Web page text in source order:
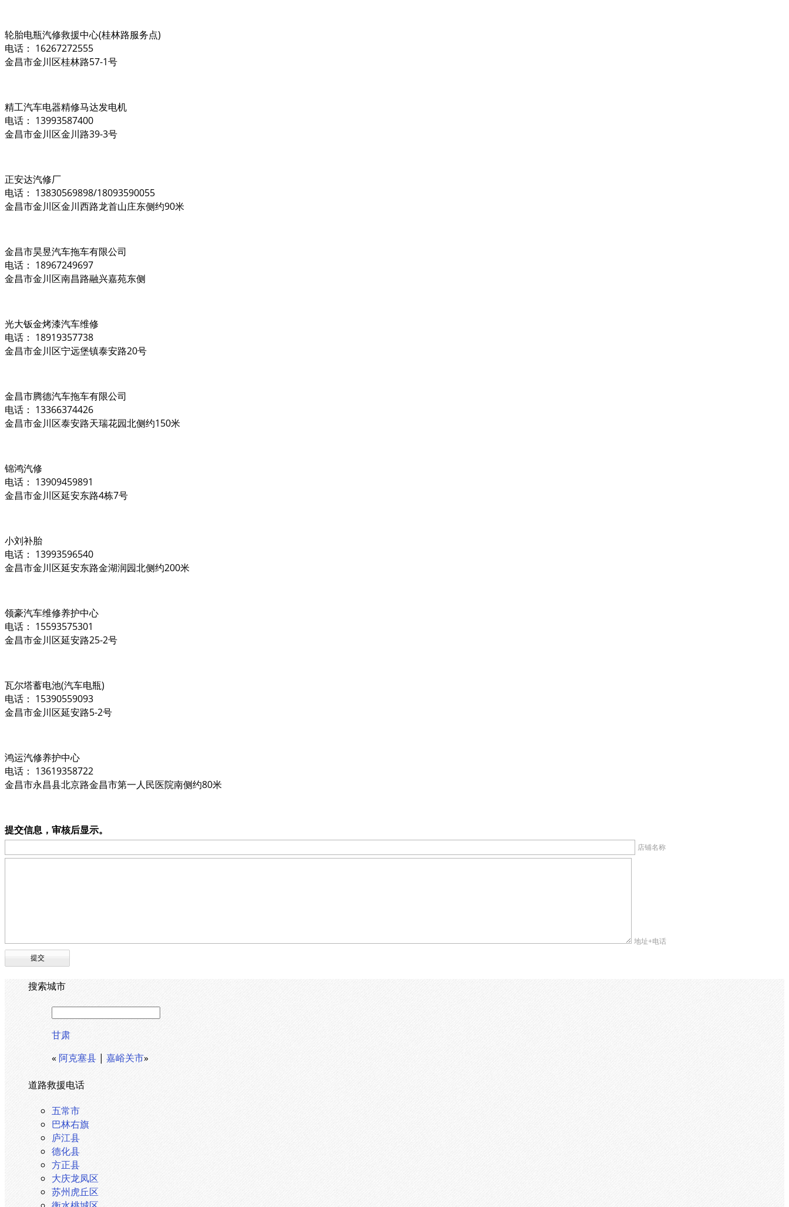
轮胎电瓶汽修救援中心(桂林路服务点)
电话： 16267272555
金昌市金川区桂林路57-1号
精工汽车电器精修马达发电机
电话： 13993587400
金昌市金川区金川路39-3号
正安达汽修厂
电话： 13830569898/18093590055
金昌市金川区金川西路龙首山庄东侧约90米
金昌市昊昱汽车拖车有限公司
电话： 18967249697
金昌市金川区南昌路融兴嘉苑东侧
光大钣金烤漆汽车维修
电话： 18919357738
金昌市金川区宁远堡镇泰安路20号
金昌市腾德汽车拖车有限公司
电话： 13366374426
金昌市金川区泰安路天瑞花园北侧约150米
锦鸿汽修
电话： 13909459891
金昌市金川区延安东路4栋7号
小刘补胎
电话： 13993596540
金昌市金川区延安东路金湖润园北侧约200米
领豪汽车维修养护中心
电话： 15593575301
金昌市金川区延安路25-2号
瓦尔塔蓄电池(汽车电瓶)
电话： 15390559093
金昌市金川区延安路5-2号
鸿运汽修养护中心
电话： 13619358722
金昌市永昌县北京路金昌市第一人民医院南侧约80米
提交信息，审核后显示。
店铺名称
地址+电话
搜索城市
甘肃
« 阿克塞县 | 嘉峪关市»
道路救援电话
五常市
巴林右旗
庐江县
德化县
方正县
大庆龙凤区
苏州虎丘区